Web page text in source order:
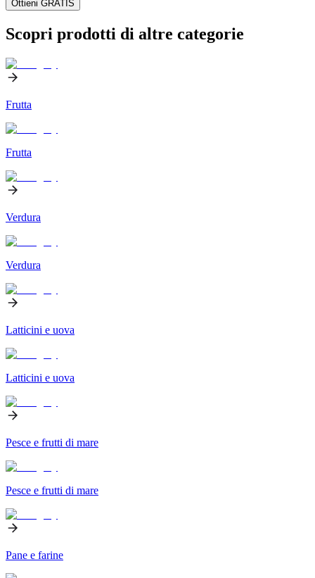
Ottieni GRATIS
Scopri prodotti di altre categorie
Frutta
Frutta
Verdura
Verdura
Latticini e uova
Latticini e uova
Pesce e frutti di mare
Pesce e frutti di mare
Pane e farine